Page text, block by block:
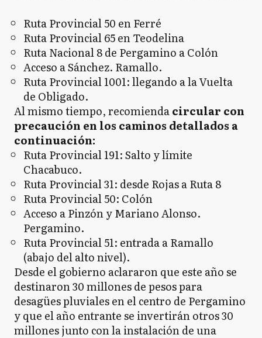
Ruta Provincial 50 en Ferré
Ruta Provincial 65 en Teodelina
Ruta Nacional 8 de Pergamino a Colón
Acceso a Sánchez. Ramallo.
Ruta Provincial 1001: llegando a la Vuelta
de Obligado.
Al mismo tiempo, recomiendacircular con
precaución en los caminos detallados a
continuación:
Ruta Provincial 191: Salto y límite
Chacabuco.
Ruta Provincial 31: desde Rojas a Ruta 8
Ruta Provincial 50: Colón
Acceso a Pinzón y Mariano Alonso.
Pergamino.
Ruta Provincial 51: entrada a Ramallo
(abajo del alto nivel).
Desde el gobierno aclararon que este año se
destinaron 30 millones de pesos para
desagües pluviales en el centro de Pergamino
y que el año entrante se invertirán otros 30
millones junto con la instalación de una